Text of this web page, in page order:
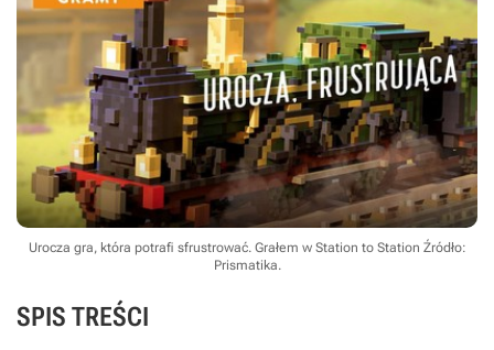
Urocza gra, która potrafi sfrustrować. Grałem w Station to Station Źródło:
Prismatika.
SPIS TREŚCI